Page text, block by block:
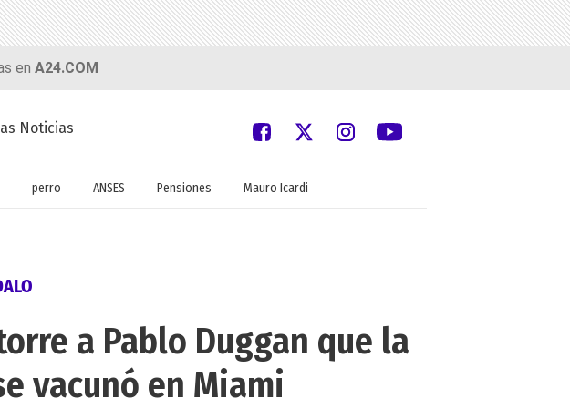
en A24.COM
Noticias
perro ANSES Pensiones Mauro Icardi
a Pablo Duggan que la
vacunó en Miami